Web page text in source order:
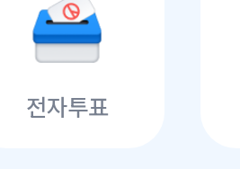
전자투표